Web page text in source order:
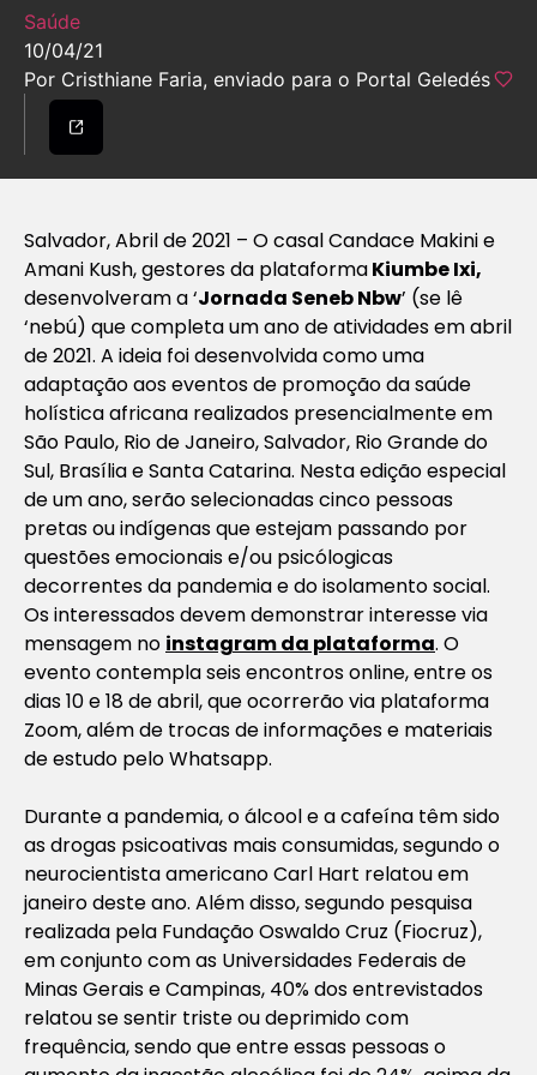
Saúde
10/04/21
Por Cristhiane Faria, enviado para o Portal Geledés
Salvador, Abril de 2021 – O casal Candace Makini e
Amani Kush, gestores da plataformaKiumbe Ixi,
desenvolveram a ‘Jornada Seneb Nbw’ (se lê
‘nebú) que completa um ano de atividades em abril
de 2021. A ideia foi desenvolvida como uma
adaptação aos eventos de promoção da saúde
holística africana realizados presencialmente em
São Paulo, Rio de Janeiro, Salvador, Rio Grande do
Sul, Brasília e Santa Catarina. Nesta edição especial
de um ano, serão selecionadas cinco pessoas
pretas ou indígenas que estejam passando por
questões emocionais e/ou psicólogicas
decorrentes da pandemia e do isolamento social.
Os interessados devem demonstrar interesse via
mensagem no instagram da plataforma. O
evento contempla seis encontros online, entre os
dias 10 e 18 de abril, que ocorrerão via plataforma
Zoom, além de trocas de informações e materiais
de estudo pelo Whatsapp.
Durante a pandemia, o álcool e a cafeína têm sido
as drogas psicoativas mais consumidas, segundo o
neurocientista americano Carl Hart relatou em
janeiro deste ano. Além disso, segundo pesquisa
realizada pela Fundação Oswaldo Cruz (Fiocruz),
em conjunto com as Universidades Federais de
Minas Gerais e Campinas, 40% dos entrevistados
relatou se sentir triste ou deprimido com
frequência, sendo que entre essas pessoas o